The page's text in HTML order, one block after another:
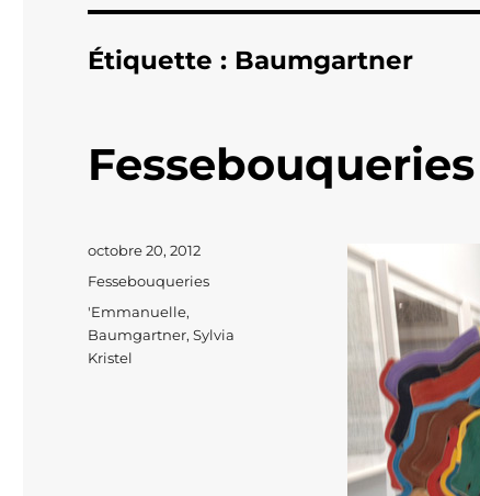
Étiquette : Baumgartner
Fessebouqueries
Publié
octobre 20, 2012
Catégories
Fessebouqueries
Étiquettes
'Emmanuelle,
Baumgartner,Sylvia
Kristel